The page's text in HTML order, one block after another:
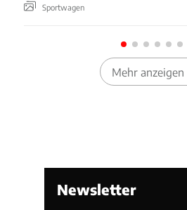
Sportwagen
Mehr anzeigen
Newsletter